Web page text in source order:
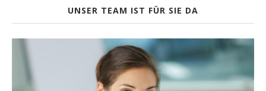
UNSER TEAM IST FÜR SIE DA